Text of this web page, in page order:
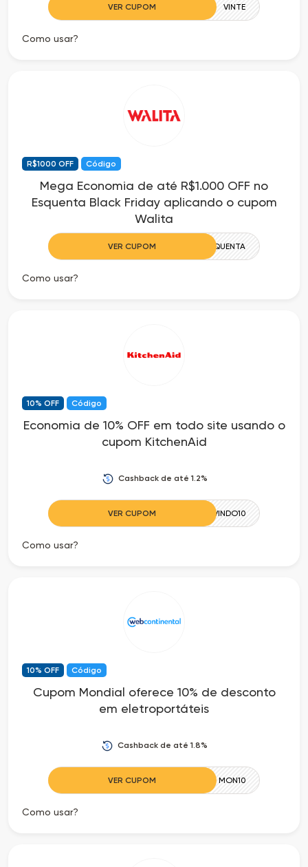
VER CUPOM VINTE
Como usar?
R$1000 OFF Código
Mega Economia de até R$1.000 OFF no
Esquenta Black Friday aplicando o cupom
Walita
VER CUPOM ESQUENTA
Como usar?
10% OFF Código
Economia de 10% OFF em todo site usando o
cupom KitchenAid
Cashback de até 1.2%
VER CUPOM BEMVINDO10
Como usar?
10% OFF Código
Cupom Mondial oferece 10% de desconto
em eletroportáteis
Cashback de até 1.8%
VER CUPOM MON10
Como usar?